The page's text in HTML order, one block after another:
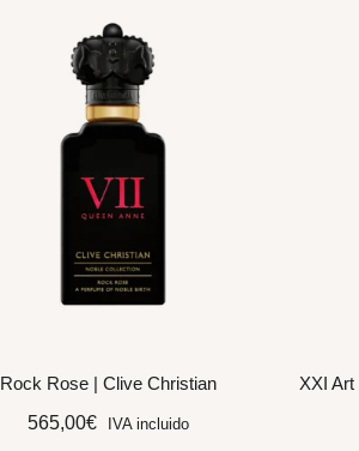
Rock Rose | Clive Christian
565,00€ IVA incluido
XXI